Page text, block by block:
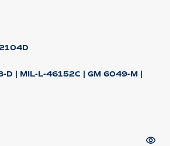
D | MIL-L-46152C | GM 6049-M |